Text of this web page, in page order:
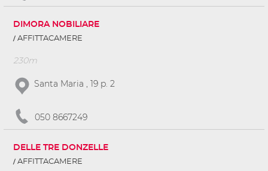
DIMORA NOBILIARE
AFFITTACAMERE
230m
Santa Maria , 19 p. 2
050 8667249
DELLE TRE DONZELLE
AFFITTACAMERE